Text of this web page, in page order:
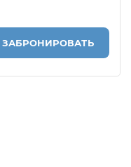
ЗАБРОНИРОВАТЬ